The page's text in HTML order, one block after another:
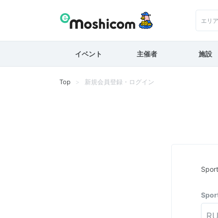
エリ
イベント 主催者 施設
Top 新規会員登録・ログイン